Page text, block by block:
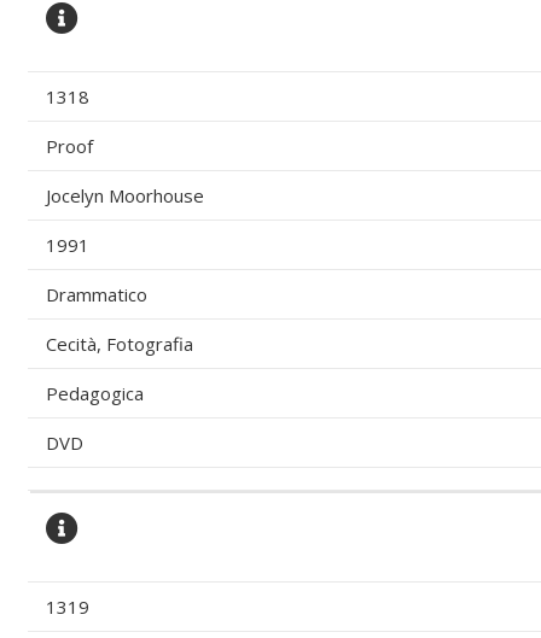
1318
Proof
Jocelyn Moorhouse
1991
Drammatico
Cecità, Fotografia
Pedagogica
DVD
1319